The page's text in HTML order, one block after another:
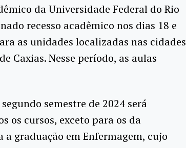
da Universidade Federal do Rio
recesso acadêmico nos dias 18 e
as unidades localizadas nas cidades
Caxias. Nesse período, as aulas
semestre de 2024 será
os cursos, exceto para os da
graduação em Enfermagem, cujo